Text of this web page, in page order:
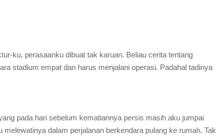
ku, perasaanku dibuat tak karuan. Beliau cerita tentang
stadium empat dan harus menjalani operasi. Padahal tadinya
pada hari sebelum kematiannya persis masih aku jumpai
dalam perjalanan berkendara pulang ke rumah. Tak